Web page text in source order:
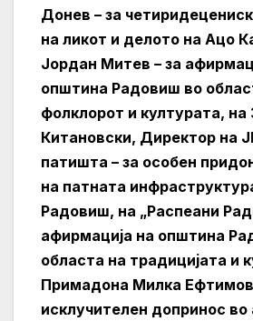
Донев – за
на ликот и делото на Ацо
Јордан Митев – за
општина Радовиш во
фолклорот и културата, на
Китановски, Директор на
патишта – за особен
на патната
Радовиш, на „Распеани
афирмација на општина
областа на традицијата и
Примадона Милка
исклучителен допринос